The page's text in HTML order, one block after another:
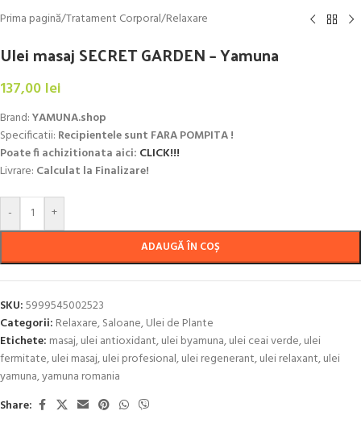
Prima pagină/Tratament Corporal/Relaxare
Ulei masaj SECRET GARDEN – Yamuna
137,00 lei
Brand:YAMUNA.shop
Specificatii: Recipientele sunt FARA POMPITA !
Poate fi achizitionata aici: CLICK!!!
Livrare: Calculat la Finalizare!
- +
ADAUGĂ ÎN COȘ
SKU:5999545002523
Categorii: Relaxare,Saloane,Ulei de Plante
Etichete: masaj,ulei antioxidant,ulei byamuna,ulei ceai verde,ulei
fermitate,ulei masaj,ulei profesional,ulei regenerant,ulei relaxant,ulei
yamuna,yamuna romania
Share: